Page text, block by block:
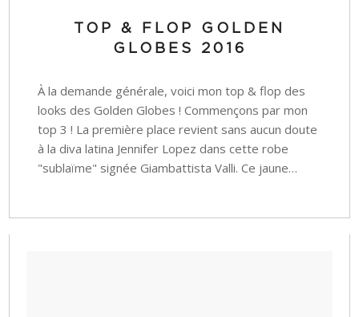
TOP & FLOP GOLDEN
GLOBES 2016
À la demande générale, voici mon top & flop des
looks des Golden Globes ! Commençons par mon
top 3 ! La première place revient sans aucun doute
à la diva latina Jennifer Lopez dans cette robe
"sublaïme" signée Giambattista Valli. Ce jaune…